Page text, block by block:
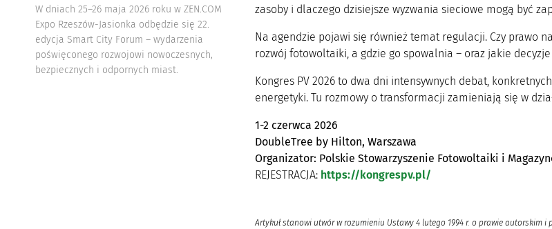
W dniach 25–26 maja 2026 roku w ZEN.COM
Expo Rzeszów-Jasionka odbędzie się 22.
edycja Smart City Forum – wydarzenia
poświęconego rozwojowi nowoczesnych,
bezpiecznych i odpornych miast.
zasoby i dlaczego dzisiejsze wyzwania sieciowe mogą być
Na agendzie pojawi się również temat regulacji. Czy prawo
rozwój fotowoltaiki, a gdzie go spowalnia – oraz jakie
Kongres PV 2026 to dwa dni intensywnych debat,
energetyki. Tu rozmowy o transformacji zamieniają się w
1-2 czerwca 2026
DoubleTree by Hilton, Warszawa
Organizator: Polskie Stowarzyszenie Fotowoltaiki i
REJESTRACJA: https://kongrespv.pl/
Artykuł stanowi utwór w rozumieniu Ustawy 4 lutego 1994 r. o prawie autorskim